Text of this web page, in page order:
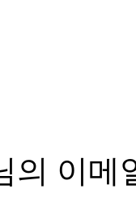
의 이메